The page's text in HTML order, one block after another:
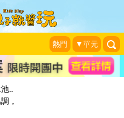
熱門 ▼單元
的彈跳天堂
..
，